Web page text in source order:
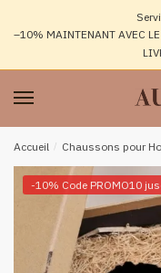
navigation
–10% MAINTENANT AVEC
Accueil / Chaussons pour
-10% Code PROMO10